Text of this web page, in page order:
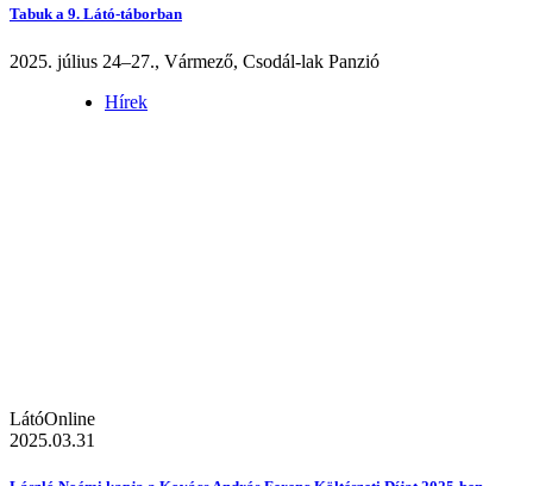
Tabuk a 9. Látó-táborban
2025. július 24–27., Vármező, Csodál-lak Panzió
Hírek
LátóOnline
2025.03.31